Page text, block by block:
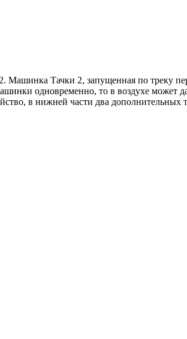
Тачки 2, запущенная по треку
одновременно, то в воздухе может
в нижней части два